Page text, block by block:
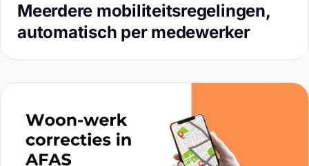
Meerdere mobiliteitsregelingen,
automatisch per medewerker